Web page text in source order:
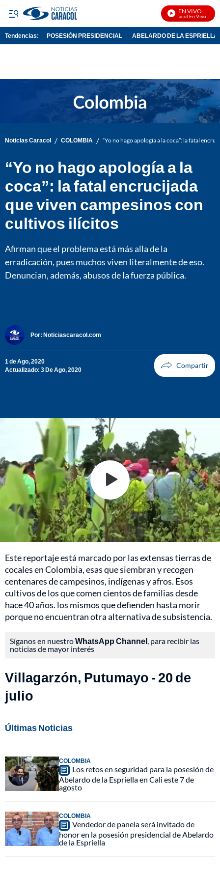
EN VIVO
Noticias Caracol En Vivo
Tendencias: POSESIÓN PRESIDENCIAL ABELARDO DE LA ESPRIELLA
Noticias Caracol / COLOMBIA / “Yo no hago apología a la coca”: la fatal
“Yo no hago apología a la
coca”: la fatal encrucijada
que viven campesinos con
cultivos ilícitos
Afirman que el problema está más alla de la
erradicación, pues muchos viven literalmente de eso.
Denuncian, además, abusos de la fuerza pública.
Por: Noticiascaracol.com
1 de Ago, 2020
Actualizado: 3 De Ago, 2020
Este reportaje está marcado por las extensas tierras de
cocales en Colombia, esas que siembran y recogen
centenares de campesinos, indígenas y afros. Esos
cultivos de los que comen cientos de familias desde
hace 40 años. los mismos que defienden hasta morir
porque no encuentran otra alternativa de subsistencia.
Síganos en nuestroWhatsApp Channel , para recibir las
noticias de mayor interés
Villagarzón, Putumayo - 20 de
julio
Últimas Noticias
COLOMBIA
Los retos en seguridad para la posesión de
Abelardo de la Espriella en Cali este 7 de
agosto
COLOMBIA
Vendedor de panela será invitado de
honor en la posesión presidencial de Abelardo
de la Espriella